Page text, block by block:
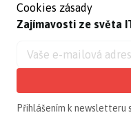
Cookies zásady
Zajímavosti ze světa
Přihlášením k newsletteru